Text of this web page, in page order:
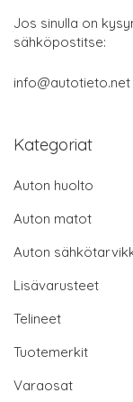
Jos sinulla on
sähköpostitse:
info@autotieto.net
Kategoriat
Auton huolto
Auton matot
Auton
Lisävarusteet
Telineet
Tuotemerkit
Varaosat